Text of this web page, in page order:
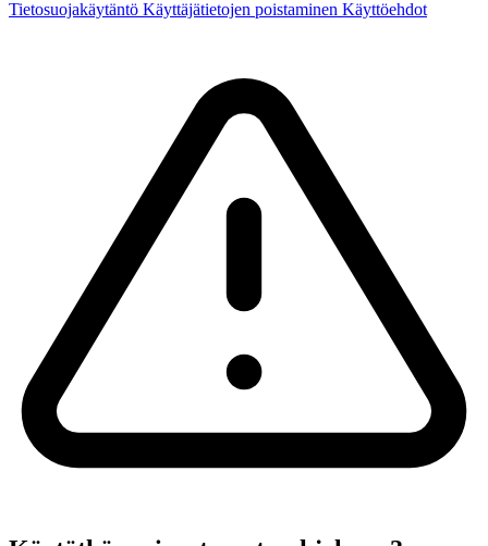
Tietosuojakäytäntö Käyttäjätietojen poistaminen Käyttöehdot